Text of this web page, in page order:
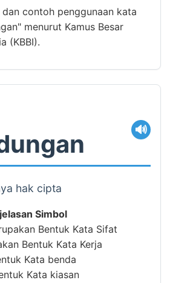
contoh penggunaan kata
menurut Kamus Besar
(KBBI).
🔊
hak cipta
Simbol
Bentuk Kata Sifat
Bentuk Kata Kerja
Kata benda
Kata kiasan